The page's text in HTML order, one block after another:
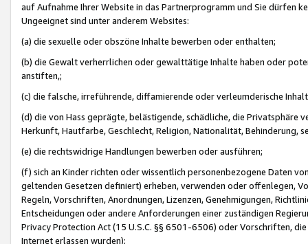
auf Aufnahme Ihrer Website in das Partnerprogramm und Sie dürfen
Ungeeignet sind unter anderem Websites:
(a) die sexuelle oder obszöne Inhalte bewerben oder enthalten;
(b) die Gewalt verherrlichen oder gewalttätige Inhalte haben oder
anstiften,;
(c) die falsche, irreführende, diffamierende oder verleumderische
(d) die von Hass geprägte, belästigende, schädliche, die Privatsphäre
Herkunft, Hautfarbe, Geschlecht, Religion, Nationalität, Behinderung,
(e) die rechtswidrige Handlungen bewerben oder ausführen;
(f) sich an Kinder richten oder wissentlich personenbezogene Daten
geltenden Gesetzen definiert) erheben, verwenden oder offenlegen,
Regeln, Vorschriften, Anordnungen, Lizenzen, Genehmigungen,
Entscheidungen oder andere Anforderungen einer zuständigen
Privacy Protection Act (15 U.S.C. §§ 6501-6506) oder Vorschriften,
Internet erlassen wurden);